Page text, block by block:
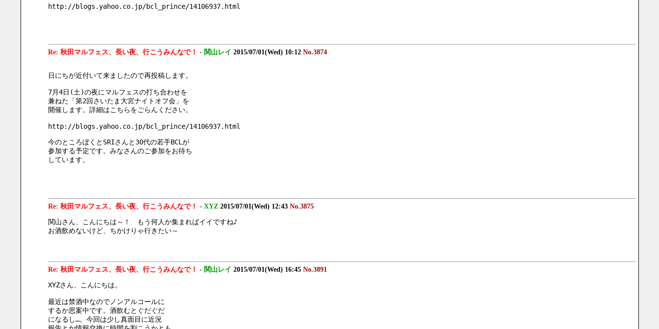
http://blogs.yahoo.co.jp/bcl_prince/14106937.html
Re: 秋田マルフェス、長い夜、行こうみんなで！ - 関山レイ 2015/07/01(Wed) 10:12 No.3874
日にちが近付いて来ましたので再投稿します。
7月4日(土)の夜にマルフェスの打ち合わせを
兼ねた「第2回さいたま大宮ナイトオフ会」を
開催します。詳細はこちらをごらんください。
http://blogs.yahoo.co.jp/bcl_prince/14106937.html
今のところぼくとSRIさんと30代の若手BCLが
参加する予定です。みなさんのご参加をお待ち
しています。
Re: 秋田マルフェス、長い夜、行こうみんなで！ - XYZ 2015/07/01(Wed) 12:43 No.3875
関山さん、こんにちは～！　もう何人か集まればイイですね♪
お酒飲めないけど、ちかけりゃ行きたい～
Re: 秋田マルフェス、長い夜、行こうみんなで！ - 関山レイ 2015/07/01(Wed) 16:45 No.3891
XYZさん、こんにちは。
最近は禁酒中なのでノンアルコールに
するか思案中です。酒飲むとぐだぐだ
になるし…。今回は少し真面目に近況